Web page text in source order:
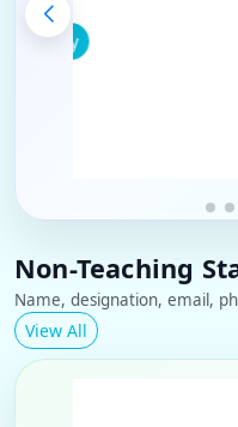
Open Faculty
Non-Teaching
Name, designation, email,
View All